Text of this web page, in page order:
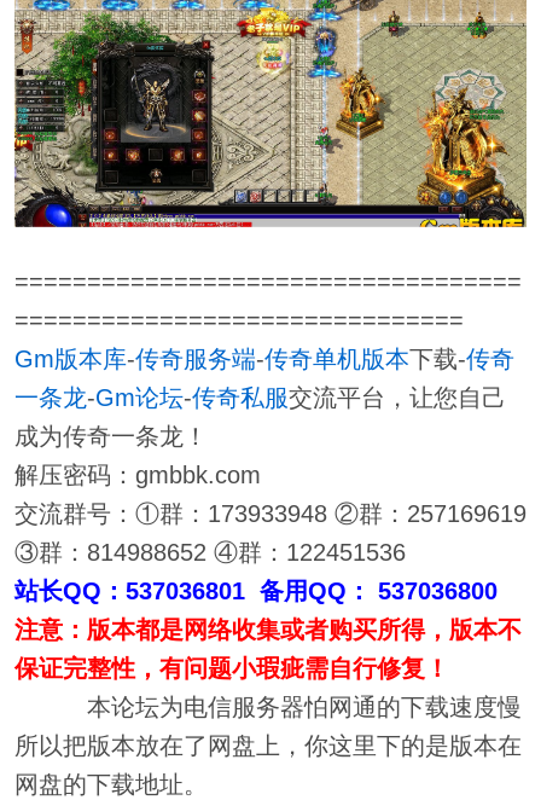
===================================
===============================
Gm版本库-传奇服务端-传奇单机版本下载-传奇
一条龙-Gm论坛-传奇私服交流平台，让您自己
成为传奇一条龙！
解压密码：gmbbk.com
交流群号：①群：173933948 ②群：257169619
③群：814988652 ④群：122451536
站长QQ：537036801 备用QQ： 537036800
注意：版本都是网络收集或者购买所得，版本不
保证完整性，有问题小瑕疵需自行修复！
本论坛为电信服务器怕网通的下载速度慢
所以把版本放在了网盘上，你这里下的是版本在
网盘的下载地址。